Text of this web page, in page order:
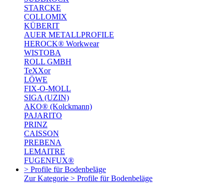
STARCKE
COLLOMIX
KÜBERIT
AUER METALLPROFILE
HEROCK® Workwear
WISTOBA
ROLL GMBH
TeXXor
LÖWE
FIX-O-MOLL
SIGA (UZIN)
AKO® (Kolckmann)
PAJARITO
PRINZ
CAISSON
PREBENA
LEMAITRE
FUGENFUX®
> Profile für Bodenbeläge
Zur Kategorie > Profile für Bodenbeläge